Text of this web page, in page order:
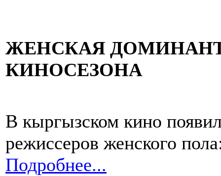
ЖЕНСКАЯ
КИНОСЕЗОНА
В кыргызском кино
режиссеров женского
Подробнее...